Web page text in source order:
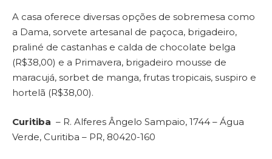
A casa oferece diversas opções de sobremesa como
a Dama, sorvete artesanal de paçoca, brigadeiro,
praliné de castanhas e calda de chocolate belga
(R$38,00) e a Primavera, brigadeiro mousse de
maracujá, sorbet de manga, frutas tropicais, suspiro e
hortelã (R$38,00).
Curitiba – R. Alferes Ângelo Sampaio, 1744 – Água
Verde, Curitiba – PR, 80420-160